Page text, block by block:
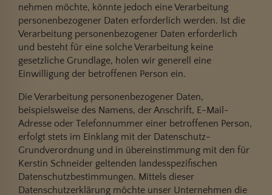
nehmen möchte, könnte jedoch eine Verarbeitung
personenbezogener Daten erforderlich werden. Ist die
Verarbeitung personenbezogener Daten erforderlich
und besteht für eine solche Verarbeitung keine
gesetzliche Grundlage, holen wir generell eine
Einwilligung der betroffenen Person ein.
Die Verarbeitung personenbezogener Daten,
beispielsweise des Namens, der Anschrift, E-Mail-
Adresse oder Telefonnummer einer betroffenen Person,
erfolgt stets im Einklang mit der Datenschutz-
Grundverordnung und in übereinstimmung mit den für
Kerstin Schneider geltenden landesspezifischen
Datenschutzbestimmungen. Mittels dieser
Datenschutzerklärung möchte unser Unternehmen die